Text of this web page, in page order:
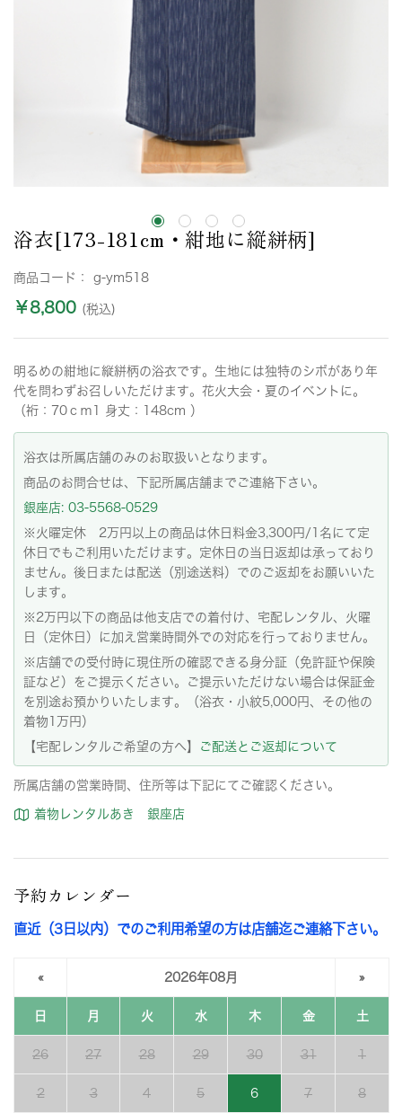
浴衣[173-181cm・紺地に縦絣柄]
商品コード： g-ym518
￥8,800 (税込)
明るめの紺地に縦絣柄の浴衣です。生地には独特のシボがあり年
代を問わずお召しいただけます。花火大会・夏のイベントに。
（裄：70ｃｍ1 身丈：148cm ）
浴衣は所属店舗のみのお取扱いとなります。
商品のお問合せは、下記所属店舗までご連絡下さい。
銀座店: 03-5568-0529
※火曜定休 2万円以上の商品は休日料金3,300円/1名にて定
休日でもご利用いただけます。定休日の当日返却は承っており
ません。後日または配送（別途送料）でのご返却をお願いいた
します。
※2万円以下の商品は他支店での着付け、宅配レンタル、火曜
日（定休日）に加え営業時間外での対応を行っておりません。
※店舗での受付時に現住所の確認できる身分証（免許証や保険
証など）をご提示ください。ご提示いただけない場合は保証金
を別途お預かりいたします。（浴衣・小紋5,000円、その他の
着物1万円）
【宅配レンタルご希望の方へ】
ご配送とご返却について
所属店舗の営業時間、住所等は下記にてご確認ください。
着物レンタルあき 銀座店
予約カレンダー
直近（3日以内）でのご利用希望の方は店舗迄ご連絡下さい。
« 2026年08月 »
日 月 火 水 木 金 土
26 27 28 29 30 31 1
2 3 4 5 6 7 8